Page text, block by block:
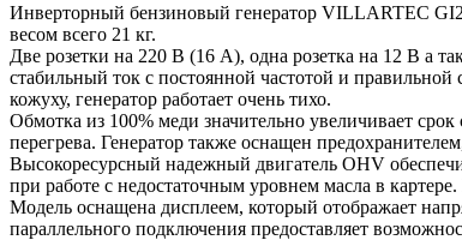
Инверторный бензиновый генератор VILLARTEC
весом всего 21 кг.
Две розетки на 220 В (16 А), одна розетка на 12 В а
стабильный ток с постоянной частотой и
кожуху, генератор работает очень тихо.
Обмотка из 100% меди значительно увеличивает
перегрева. Генератор также оснащен
Высокоресурсный надежный двигатель OHV
при работе с недостаточным уровнем масла в
Модель оснащена дисплеем, который отображает
параллельного подключения предоставляет